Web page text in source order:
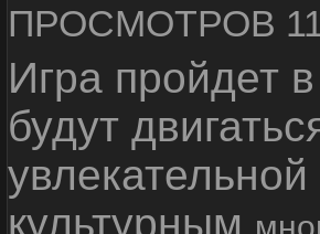
ПРОСМОТРОВ
Игра пройдет
будут
культурным